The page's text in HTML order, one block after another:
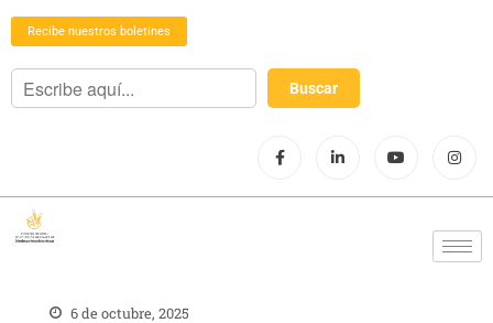
Recibe nuestros boletines
6 de octubre, 2025